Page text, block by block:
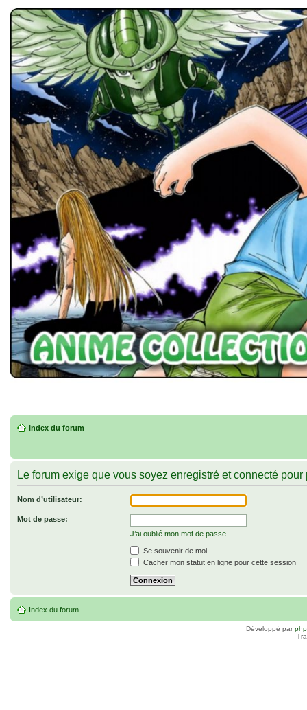
Index du forum
Le forum exige que vous soyez enregistré et connecté
Nom d’utilisateur:
Mot de passe:
J’ai oublié mon mot de passe
Se souvenir de moi
Cacher mon statut en ligne pour cette session
Index du forum
Développé par